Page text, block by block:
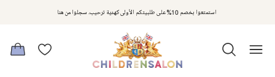
استمتعوا بخصم 10% على طلبيتكم الأولى كهدية ترحيب. سجلوا من هنا